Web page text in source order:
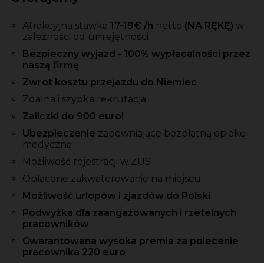
Atrakcyjna stawka 1 7-19€ /h netto (NA RĘKĘ) w
zależności od umiejętności
Bezpieczny wyjazd - 100% wypłacalności przez
naszą firmę
Zwrot kosztu przejazdu do Niemiec
Zdalna i szybka rekrutacja
Zaliczki do 900 euro!
Ubezpieczenie zapewniające bezpłatną opiekę
medyczną
Możliwość rejestracji w ZUS
Opłacone zakwaterowanie na miejscu
Możliwość urlopów i zjazdów do Polski
Podwyżka dla zaangażowanych i rzetelnych
pracowników
Gwarantowana wysoka premia za polecenie
pracownika 220 euro